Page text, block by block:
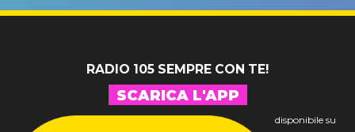
RADIO 105 SEMPRE CON TE!
SCARICA L'APP
disponibile su